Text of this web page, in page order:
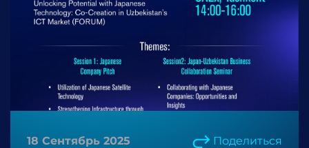
18 Сентябрь 2025 Поделиться